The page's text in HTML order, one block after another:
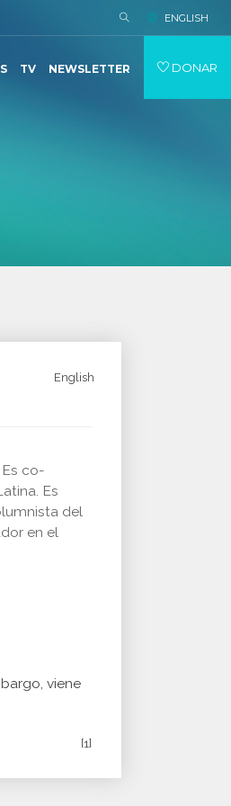
ENGLISH
TV NEWSLETTER DONAR
English
co-
Es
del
en el
viene
[1]